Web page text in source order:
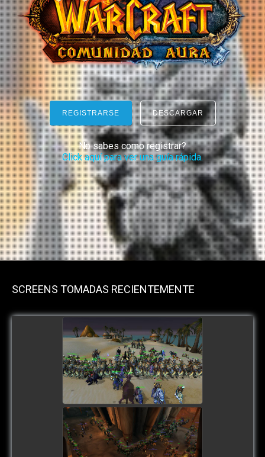
REGISTRARSE DESCARGAR
No sabes como registrar?
Click aquí para ver una guía rápida.
SCREENS TOMADAS RECIENTEMENTE
view picture
view picture